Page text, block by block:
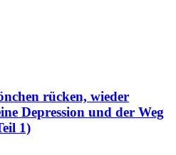
rücken, wieder
Depression und der Weg
1)